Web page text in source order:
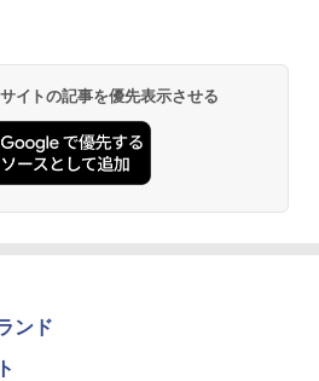
PEAK (パイクスピーク) 着替えテン
イバシー テント 【中が透けない】 1
りたたみ 防災グッズ 災害用トイレ ビ
クニック ポップアップテント 携帯 簡
BASE 《めざましテレビで紹介》
ワンタッチ RENEW 幅200 2-3人用 43
ニューアル 急速冷凍 空間倍増 衛生的
クト 保冷力長持ち
イトの記事を優先表示させる
ンド